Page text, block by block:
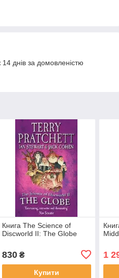
днів за домовленістю
Книга The Science of
Discworld II: The Globe
830₴
Купити
1